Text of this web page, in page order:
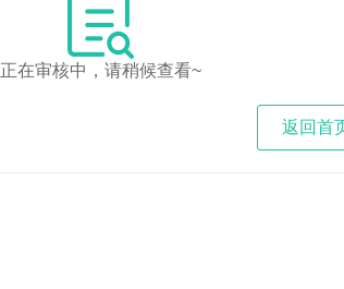
正在审核中，请稍候查看~
返回首